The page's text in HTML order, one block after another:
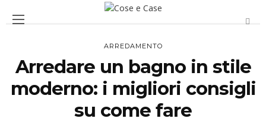
ARREDAMENTO
Arredare un bagno in stile
moderno: i migliori consigli
su come fare